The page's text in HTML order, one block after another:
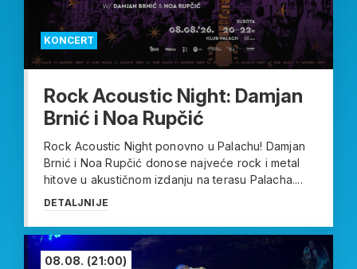
KONCERT
Rock Acoustic Night: Damjan
Brnić i Noa Rupčić
Rock Acoustic Night ponovno u Palachu! Damjan
Brnić i Noa Rupčić donose najveće rock i metal
hitove u akustičnom izdanju na terasu Palacha....
DETALJNIJE
08.08. (21:00)